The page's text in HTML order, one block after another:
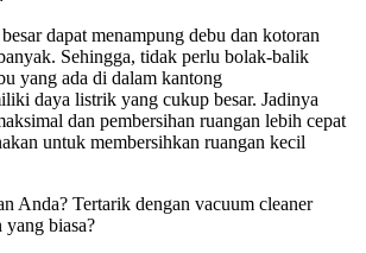
dapat menampung debu dan kotoran
Sehingga, tidak perlu bolak-balik
yang ada di dalam kantong
daya listrik yang cukup besar. Jadinya
dan pembersihan ruangan lebih cepat
untuk membersihkan ruangan kecil
Anda? Tertarik dengan vacuum cleaner
yang biasa?